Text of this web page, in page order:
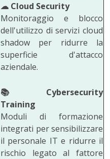
☁ Cloud Security
Monitoraggio e blocco
dell'utilizzo di servizi cloud
shadow per ridurre la
superficie d'attacco
aziendale.
📚
Cybersecurity
Training
Moduli di formazione
integrati per sensibilizzare
il personale IT e ridurre il
rischio legato al fattore